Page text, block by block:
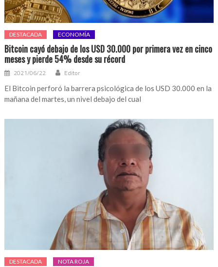
DESTACADA ECONOMÍA
Bitcoin cayó debajo de los USD 30.000 por primera vez en cinco
meses y pierde 54% desde su récord
2021/06/22 Editor
El Bitcoin perforó la barrera psicológica de los USD 30.000 en la
mañana del martes, un nivel debajo del cual
DESTACADA NOTA ROJA